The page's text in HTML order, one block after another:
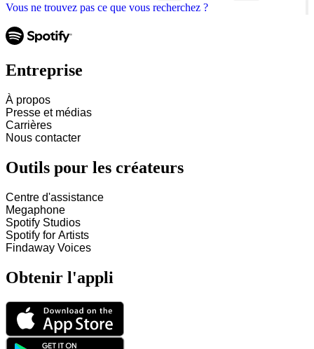
Vous ne trouvez pas ce que vous recherchez ?
Entreprise
À propos
Presse et médias
Carrières
Nous contacter
Outils pour les créateurs
Centre d'assistance
Megaphone
Spotify Studios
Spotify for Artists
Findaway Voices
Obtenir l'appli